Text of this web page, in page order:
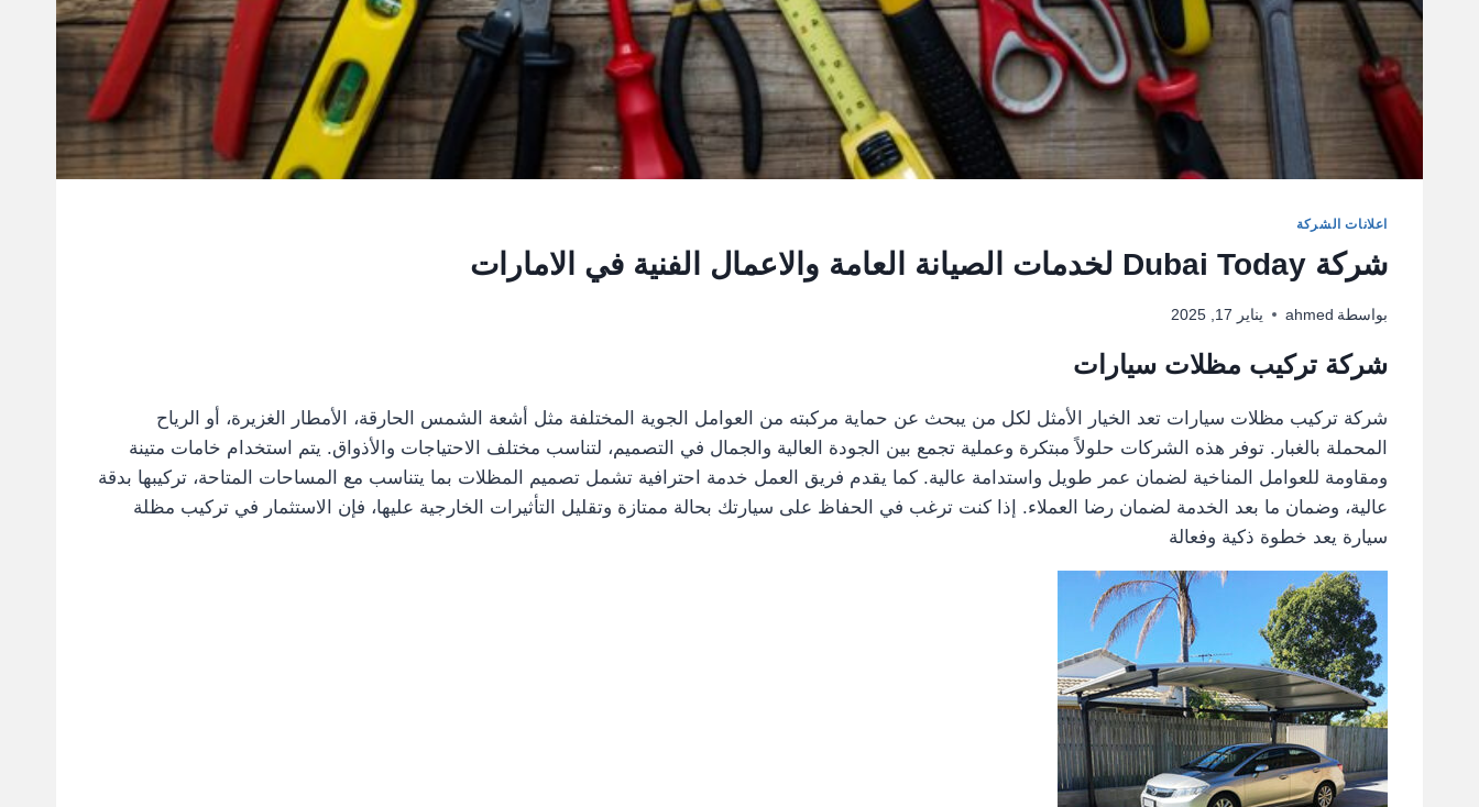
اعلانات الشركة
شركة Dubai Today لخدمات الصيانة العامة والاعمال الفنية في الامارات
بواسطة ahmed يناير 17, 2025
شركة تركيب مظلات سيارات
شركة تركيب مظلات سيارات تعد الخيار الأمثل لكل من يبحث عن حماية مركبته من العوامل الجوية المختلفة مثل أشعة الشمس الحارقة، الأمطار الغزيرة، أو الرياح
المحملة بالغبار. توفر هذه الشركات حلولاً مبتكرة وعملية تجمع بين الجودة العالية والجمال في التصميم، لتناسب مختلف الاحتياجات والأذواق. يتم استخدام خامات متينة
ومقاومة للعوامل المناخية لضمان عمر طويل واستدامة عالية. كما يقدم فريق العمل خدمة احترافية تشمل تصميم المظلات بما يتناسب مع المساحات المتاحة، تركيبها بدقة
عالية، وضمان ما بعد الخدمة لضمان رضا العملاء. إذا كنت ترغب في الحفاظ على سيارتك بحالة ممتازة وتقليل التأثيرات الخارجية عليها، فإن الاستثمار في تركيب مظلة
سيارة يعد خطوة ذكية وفعالة